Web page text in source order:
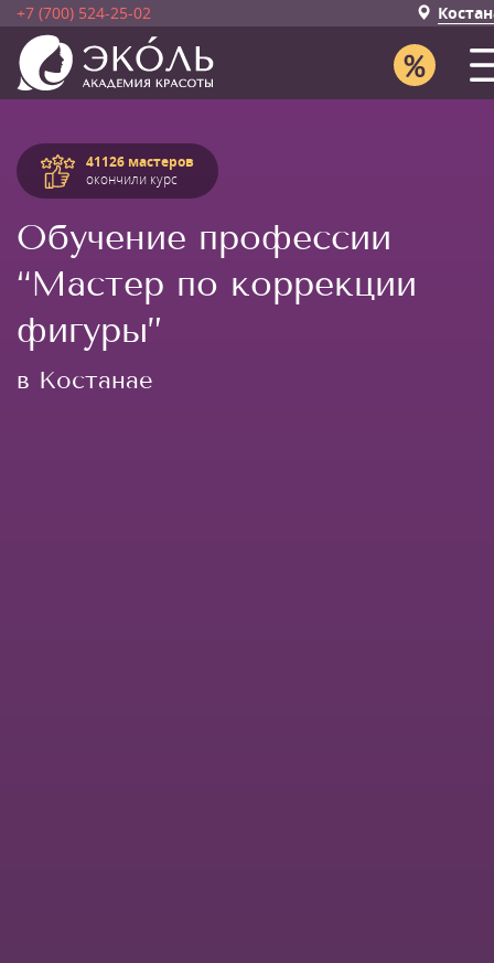
+7 (700) 524-25-02
41126 мастеров
окончили курс
Обучение профессии
“Мастер по коррекции
фигуры”
в Костанае